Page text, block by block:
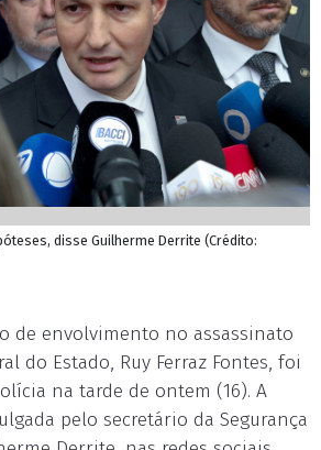
disse Guilherme Derrite (Crédito:
de envolvimento no assassinato
do Estado, Ruy Ferraz Fontes, foi
na tarde de ontem (16). A
pelo secretário da Segurança